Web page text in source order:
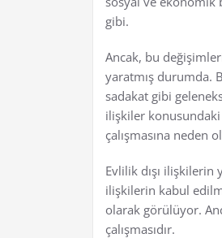
gibi.
Ancak, bu
yaratmış durumda.
sadakat gibi
ilişkiler konusundaki
çalışmasına neden
Evlilik dışı ilişkilerin
ilişkilerin kabul
olarak görülüyor.
çalışmasıdır.